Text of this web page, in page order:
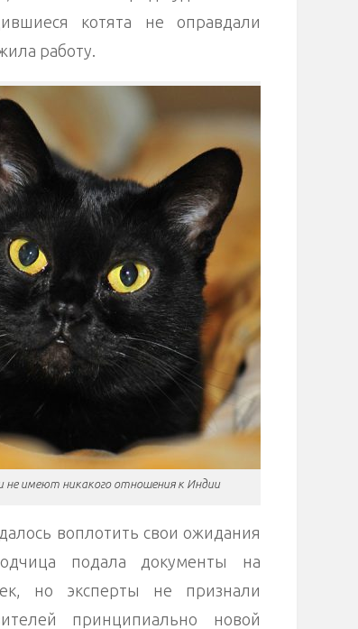
котята не оправдали
работу.
не имеют никакого отношения к Индии
воплотить свои ожидания
подала документы на
но эксперты не признали
принципиально новой